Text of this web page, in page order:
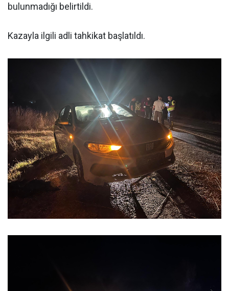
bulunmadığı belirtildi.
Kazayla ilgili adli tahkikat başlatıldı.